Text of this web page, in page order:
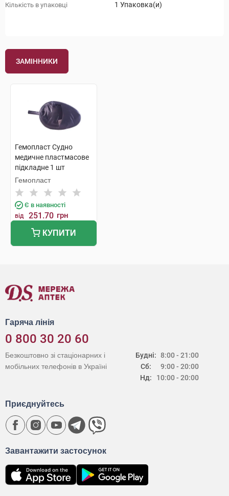
Кількість в упаковці 1 Упаковка(и)
ЗАМІННИКИ
Гемопласт Судно
медичне пластмасове
підкладне 1 шт
Гемопласт
Є в наявності
від 251.70 грн
КУПИТИ
Гаряча лінія
0 800 30 20 60
Будні:
Сб:
Нд:
8:00 - 21:00
9:00 - 20:00
10:00 - 20:00
Безкоштовно зі стаціонарних і
мобільних телефонів в Україні
Завантажити застосунок
Приєднуйтесь